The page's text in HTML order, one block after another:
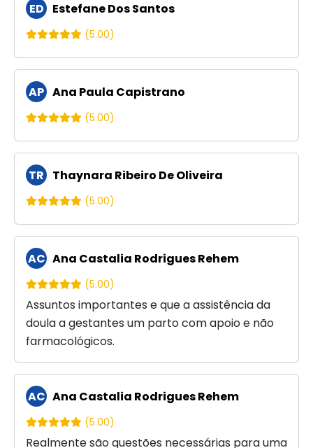
ED Estefane Dos Santos
(5.00)
AP Ana Paula Capistrano
(5.00)
TR Thaynara Ribeiro De Oliveira
(5.00)
AC Ana Castalia Rodrigues Rehem
(5.00)
Assuntos importantes e que a assistência da
doula a gestantes um parto com apoio e não
farmacológicos.
AC Ana Castalia Rodrigues Rehem
(5.00)
Realmente são questões necessárias para uma